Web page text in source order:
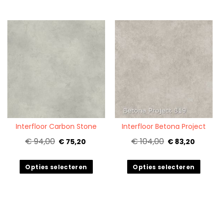
Interfloor Carbon Stone
€ 94,00 € 75,20
Opties selecteren
Interfloor Betona Project
€ 104,00 € 83,20
Quickview
Opties selecteren